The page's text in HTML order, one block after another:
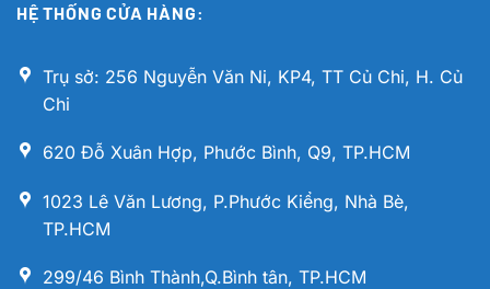
HỆ THỐNG CỬA HÀNG:
Trụ sở: 256 Nguyễn Văn Ni, KP4, TT Củ Chi, H. Củ
Chi
620 Đỗ Xuân Hợp, Phước Bình, Q9, TP.HCM
1023 Lê Văn Lương, P.Phước Kiểng, Nhà Bè,
TP.HCM
299/46 Bình Thành,Q.Bình tân, TP.HCM